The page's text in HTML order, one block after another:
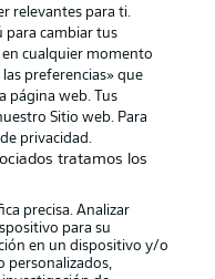
Trabajos
de uso
Contacto
relevantes para ti.
para cambiar tus
cualquier momento
las preferencias» que
página web. Tus
Sitio web. Para
privacidad.
tratamos los
precisa. Analizar
para su
en un dispositivo y/o
personalizados,